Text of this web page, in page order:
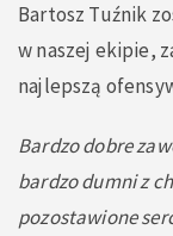
Bartosz Tuźnik
w naszej ekipie,
najlepszą
Bardzo dobre
bardzo dumni z
pozostawione